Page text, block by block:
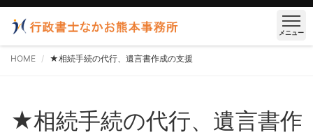
メニュー
HOME ★相続手続の代行、遺言書作成の支援
★相続手続の代行、遺言書作